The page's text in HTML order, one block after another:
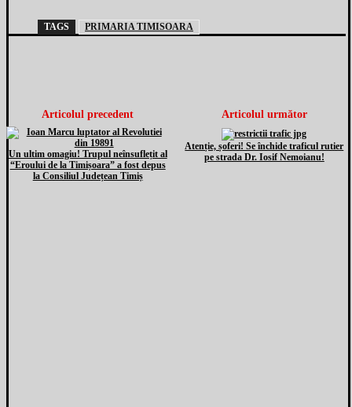
TAGS PRIMARIA TIMISOARA
Articolul precedent
Un ultim omagiu! Trupul neînsuflețit al
“Eroului de la Timișoara” a fost depus
la Consiliul Județean Timiș
Articolul următor
Atenție, șoferi! Se închide traficul rutier
pe strada Dr. Iosif Nemoianu!